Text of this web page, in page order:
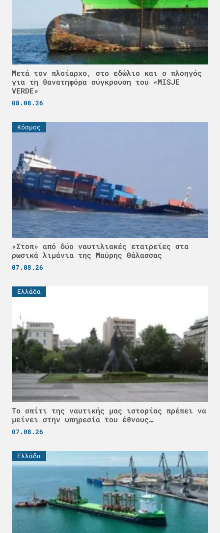
Μετά τον πλοίαρχο, στο εδώλιο και ο πλοηγός
για τη θανατηφόρα σύγκρουση του «MISJE
VERDE»
08.08.26
Κόσμος
«Στοπ» από δύο ναυτιλιακές εταιρείες στα
ρωσικά λιμάνια της Μαύρης Θάλασσας
07.08.26
Ελλάδα
Το σπίτι της ναυτικής μας ιστορίας πρέπει να
μείνει στην υπηρεσία του έθνους…
07.08.26
Ελλάδα